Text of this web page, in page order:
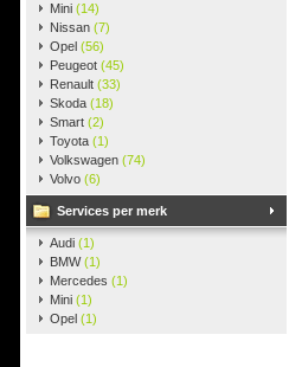
Mini (14)
Nissan (7)
Opel (56)
Peugeot (45)
Renault (33)
Skoda (18)
Smart (2)
Toyota (1)
Volkswagen (74)
Volvo (6)
Services per merk
Audi (1)
BMW(1)
Mercedes (1)
Mini (1)
Opel (1)